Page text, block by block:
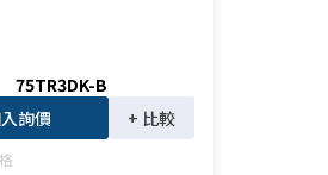
75TR3DK-B
詢價
+ 比較